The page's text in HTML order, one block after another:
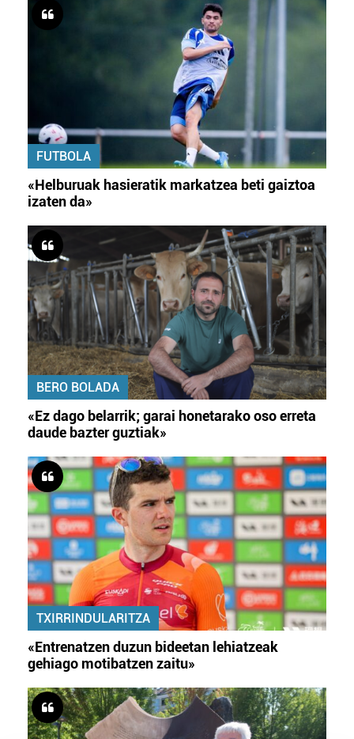
FUTBOLA
«Helburuak hasieratik markatzea beti gaiztoa
izaten da»
BERO BOLADA
«Ez dago belarrik; garai honetarako oso erreta
daude bazter guztiak»
TXIRRINDULARITZA
«Entrenatzen duzun bideetan lehiatzeak
gehiago motibatzen zaitu»